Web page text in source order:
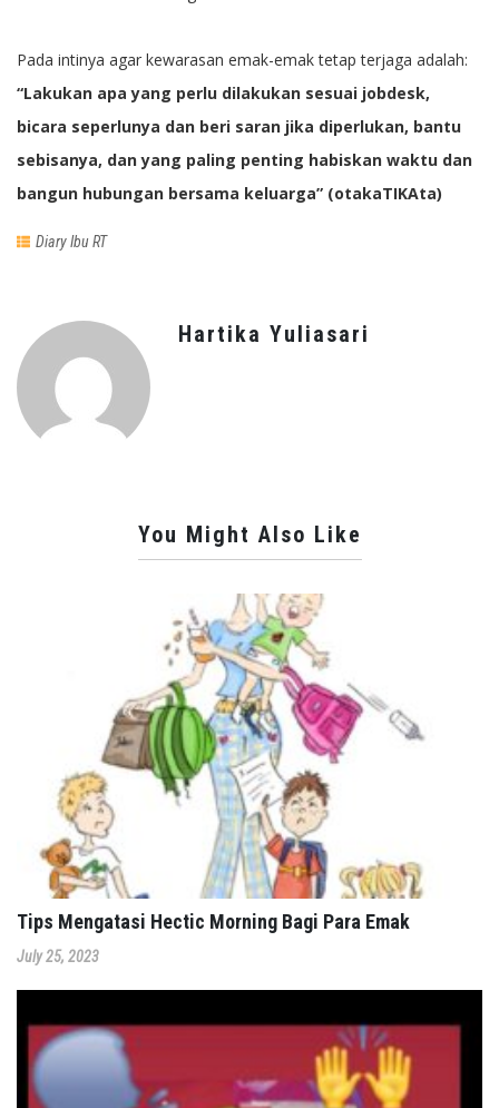
Pada intinya agar kewarasan emak-emak tetap terjaga adalah:
“Lakukan apa yang perlu dilakukan sesuai jobdesk,
bicara seperlunya dan beri saran jika diperlukan, bantu
sebisanya, dan yang paling penting habiskan waktu dan
bangun hubungan bersama keluarga” (otakaTIKAta)
Diary Ibu RT
Hartika Yuliasari
You Might Also Like
Tips Mengatasi Hectic Morning Bagi Para Emak
July 25, 2023